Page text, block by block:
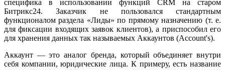
специфика в использовании функций CRM на старом
Битрикс24. Заказчик не пользовался стандартным
функционалом раздела «Лиды» по прямому назначению (т. е.
для фиксации входящих заявок клиентов), а приспособил его
для хранения данных так называемых Аккаунтов (Account's).
Аккаунт — это аналог бренда, который объединяет внутри
себя компании, юридические лица. К примеру, есть название